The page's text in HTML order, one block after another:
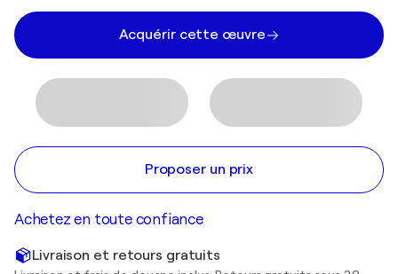
Acquérir cette œuvre
Proposer un prix
Achetez en toute confiance
Livraison et retours gratuits